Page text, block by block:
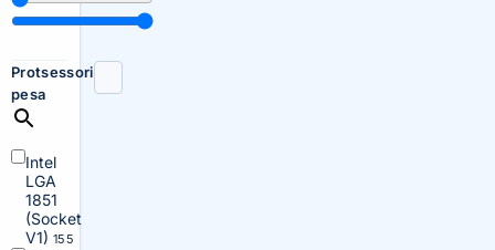
Protsessori
pesa
Intel
LGA
1851
(Socket
V1) 155